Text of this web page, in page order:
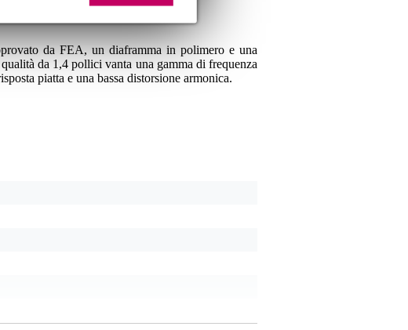
da FEA, un diaframma in polimero e una
da 1,4 pollici vanta una gamma di frequenza
piatta e una bassa distorsione armonica.